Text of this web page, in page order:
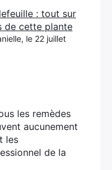
: tout sur
de cette plante
le 22 juillet
les remèdes
aucunement
les
de la